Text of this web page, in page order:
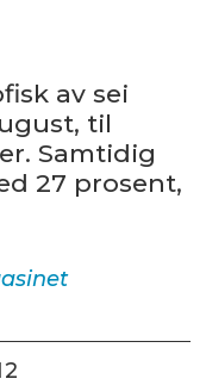
av sei
til
Samtidig
27 prosent,